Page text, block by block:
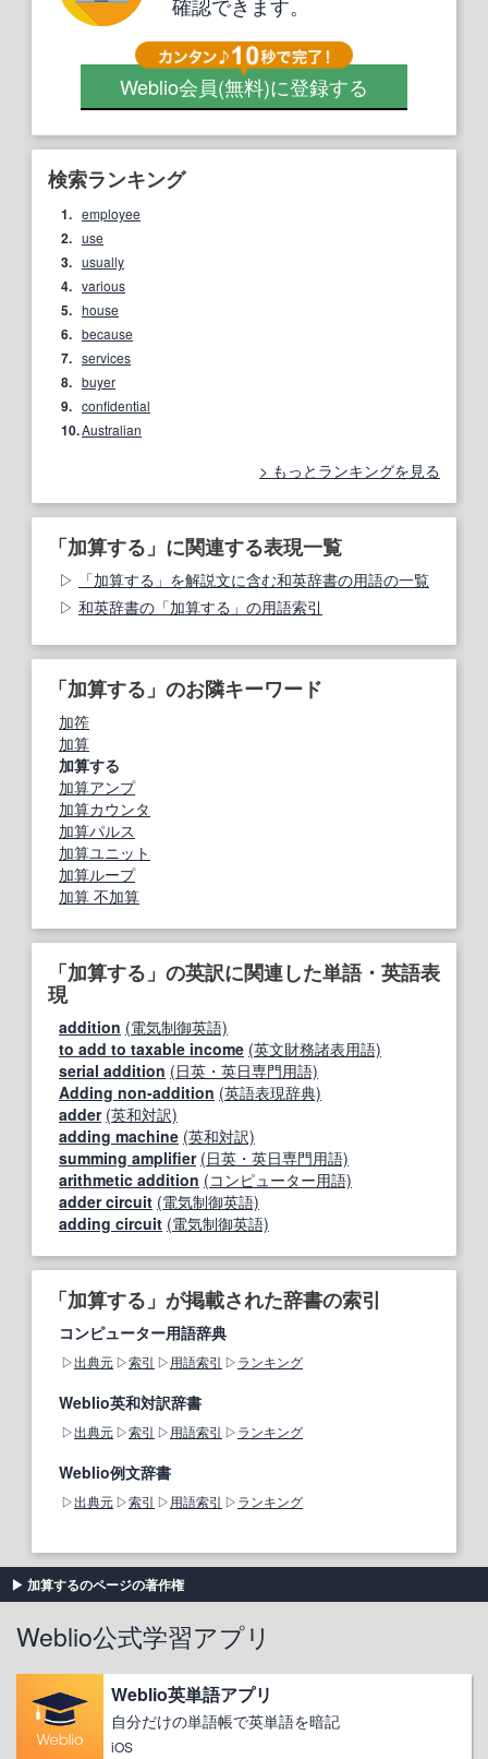
Weblio会員(無料)に登録する
検索ランキング
1. employee
2. use
3. usually
4. various
5. house
6. because
7. services
8. buyer
9. confidential
10.Australian
もっとランキングを見る
「加算する」に関連する表現一覧
「加算する」を解説文に含む和英辞書の用語の一覧
和英辞書の「加算する」の用語索引
「加算する」のお隣キーワード
加筰
加算
加算する
加算アンプ
加算カウンタ
加算パルス
加算ユニット
加算ループ
加算 不加算
「加算する」の英訳に関連した単語・英語表
現
addition (電気制御英語)
to add to taxable income (英文財務諸表用語)
serial addition (日英・英日専門用語)
Adding non-addition (英語表現辞典)
adder (英和対訳)
adding machine (英和対訳)
summing amplifier (日英・英日専門用語)
arithmetic addition (コンピューター用語)
adder circuit (電気制御英語)
adding circuit (電気制御英語)
「加算する」が掲載された辞書の索引
コンピューター用語辞典
出典元 索引 用語索引 ランキング
Weblio英和対訳辞書
出典元 索引 用語索引 ランキング
Weblio例文辞書
出典元 索引 用語索引 ランキング
加算するのページの著作権
Weblio公式学習アプリ
Weblio英単語アプリ
自分だけの単語帳で英単語を暗記
iOS